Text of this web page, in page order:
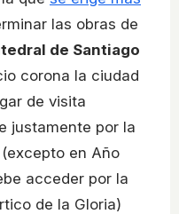
las obras de
de Santiago
corona la ciudad
de visita
justamente por la
en Año
acceder por la
de la Gloria)